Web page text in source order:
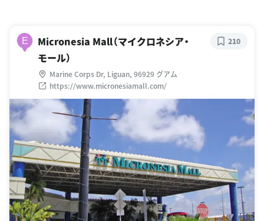
E
Micronesia Mall（マイクロネシア・
モール）
Marine Corps Dr, Liguan, 96929 グアム
https://www.micronesiamall.com/
210